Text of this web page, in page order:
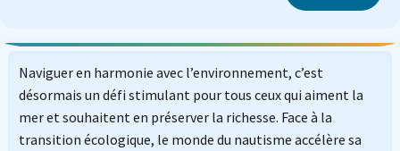
Naviguer en harmonie avec l’environnement, c’est
désormais un défi stimulant pour tous ceux qui aiment la
mer et souhaitent en préserver la richesse. Face à la
transition écologique, le monde du nautisme accélère sa